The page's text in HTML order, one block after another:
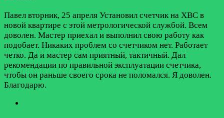
Павел вторник, 25 апреля Установил счетчик на ХВС в
новой квартире с этой метрологической службой. Всем
доволен. Мастер приехал и выполнил свою работу как
подобает. Никаких проблем со счетчиком нет. Работает
четко. Да и мастер сам приятный, тактичный. Дал
рекомендации по правильной эксплуатации счетчика,
чтобы он раньше своего срока не поломался. Я доволен.
Благодарю.